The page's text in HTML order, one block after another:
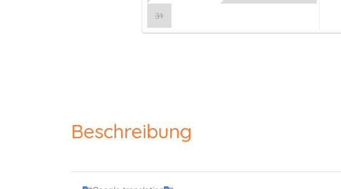
31
Beschreibung